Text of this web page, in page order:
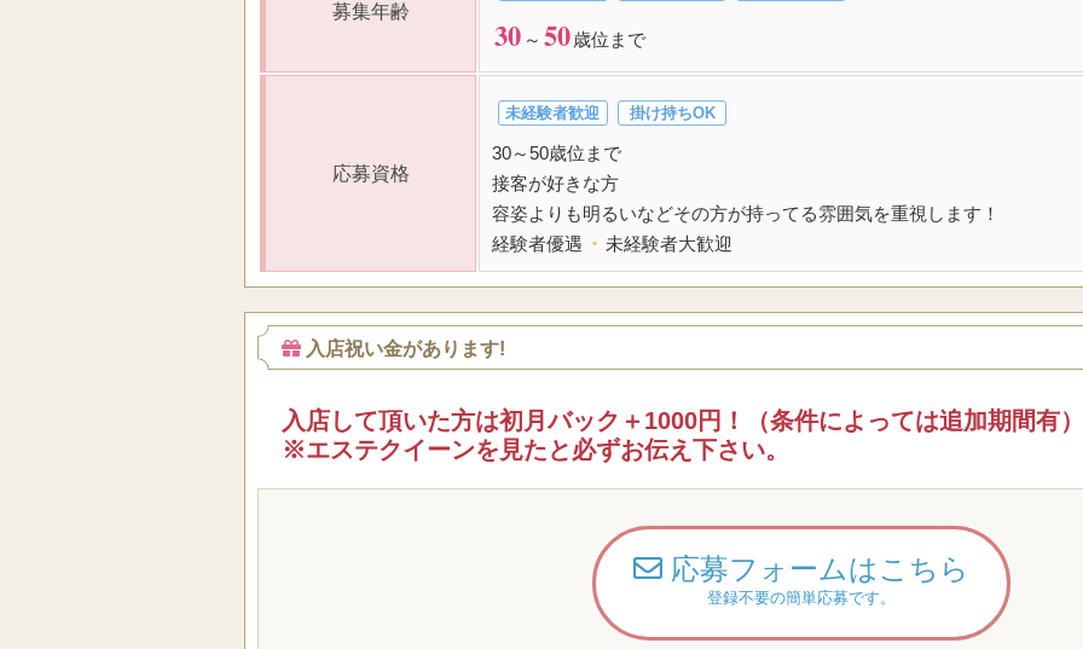
募集年齢
30 ～ 50歳位まで
応募資格
未経験者歓迎 掛け持ちOK
30～50歳位まで
接客が好きな方
容姿よりも明るいなどその方が持ってる雰囲気を重視します！
経験者優遇 ・ 未経験者大歓迎
入店祝い金があります!
入店して頂いた方は初月バック＋1000円！（条件によっては追加期間有）
※エステクイーンを見たと必ずお伝え下さい。
応募フォームはこちら
登録不要の簡単応募です。